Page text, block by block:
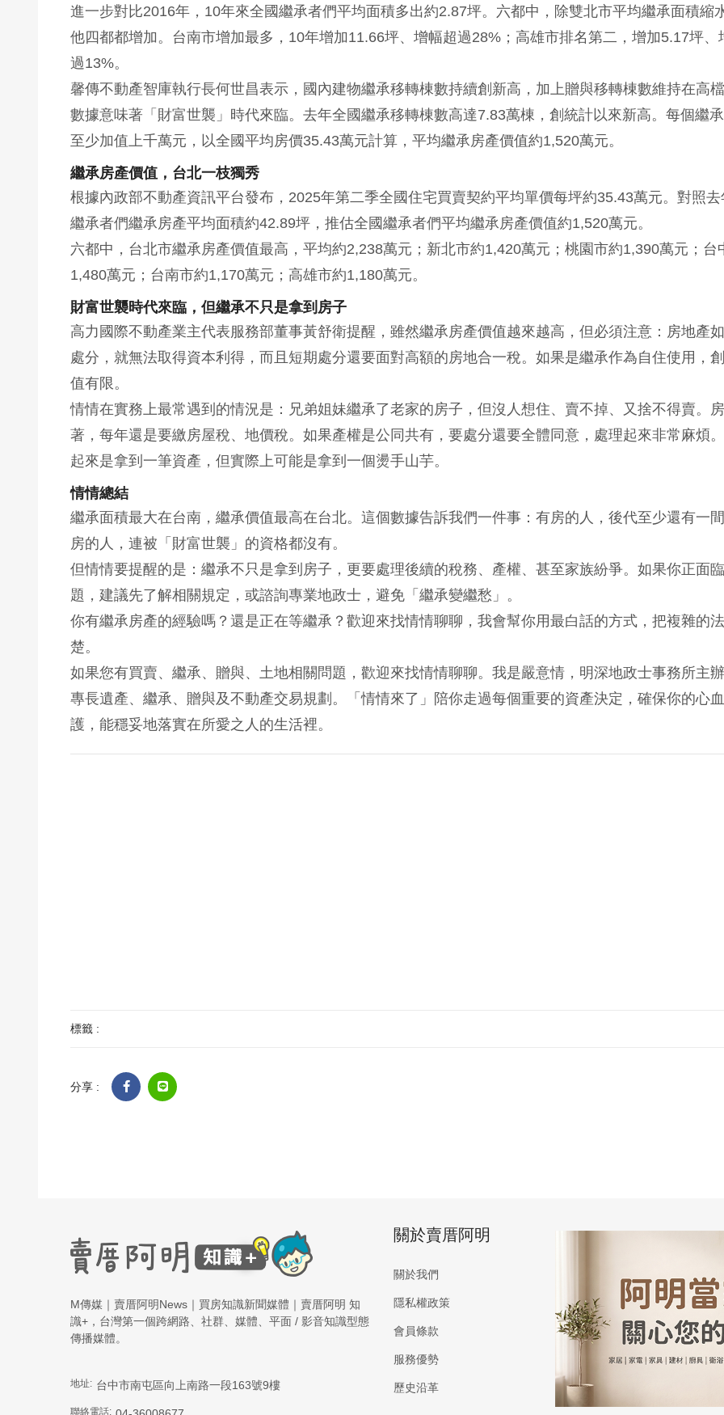
進一步對比2016年，10年來全國繼承者們平均面積多出約2.87坪。六都中，除雙北市平均繼承面積縮
他四都都增加。台南市增加最多，10年增加11.66坪、增幅超過28%；高雄市排名第二，增加5.17坪、
過13%。
馨傳不動產智庫執行長何世昌表示，國內建物繼承移轉棟數持續創新高，加上贈與移轉棟數維持在高
數據意味著「財富世襲」時代來臨。去年全國繼承移轉棟數高達7.83萬棟，創統計以來新高。每個繼
至少加值上千萬元，以全國平均房價35.43萬元計算，平均繼承房產價值約1,520萬元。
繼承房產價值，台北一枝獨秀
根據內政部不動產資訊平台發布，2025年第二季全國住宅買賣契約平均單價每坪約35.43萬元。對照
繼承者們繼承房產平均面積約42.89坪，推估全國繼承者們平均繼承房產價值約1,520萬元。
六都中，台北市繼承房產價值最高，平均約2,238萬元；新北市約1,420萬元；桃園市約1,390萬元；台
1,480萬元；台南市約1,170萬元；高雄市約1,180萬元。
財富世襲時代來臨，但繼承不只是拿到房子
高力國際不動產業主代表服務部董事黃舒衛提醒，雖然繼承房產價值越來越高，但必須注意：房地產
處分，就無法取得資本利得，而且短期處分還要面對高額的房地合一稅。如果是繼承作為自住使用，
值有限。
情情在實務上最常遇到的情況是：兄弟姐妹繼承了老家的房子，但沒人想住、賣不掉、又捨不得賣。
著，每年還是要繳房屋稅、地價稅。如果產權是公同共有，要處分還要全體同意，處理起來非常麻煩
起來是拿到一筆資產，但實際上可能是拿到一個燙手山芋。
情情總結
繼承面積最大在台南，繼承價值最高在台北。這個數據告訴我們一件事：有房的人，後代至少還有一
房的人，連被「財富世襲」的資格都沒有。
但情情要提醒的是：繼承不只是拿到房子，更要處理後續的稅務、產權、甚至家族紛爭。如果你正面
題，建議先了解相關規定，或諮詢專業地政士，避免「繼承變繼愁」。
你有繼承房產的經驗嗎？還是正在等繼承？歡迎來找情情聊聊，我會幫你用最白話的方式，把複雜的
楚。
如果您有買賣、繼承、贈與、土地相關問題，歡迎來找情情聊聊。我是嚴意情，明深地政士事務所主
專長遺產、繼承、贈與及不動產交易規劃。「情情來了」陪你走過每個重要的資產決定，確保你的心
護，能穩妥地落實在所愛之人的生活裡。
標籤 :
分享 :
M傳媒｜賣厝阿明News｜買房知識新聞媒體｜賣厝阿明 知
識+，台灣第一個跨網路、社群、媒體、平面 / 影音知識型態
傳播媒體。
地址: 台中市南屯區向上南路一段163號9樓
聯絡電話:
關於賣厝阿明
關於我們
隱私權政策
會員條款
服務優勢
歷史沿革